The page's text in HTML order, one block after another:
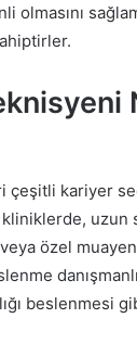
olmasını
çeşitli kariyer
uzun
özel
beslenmesi